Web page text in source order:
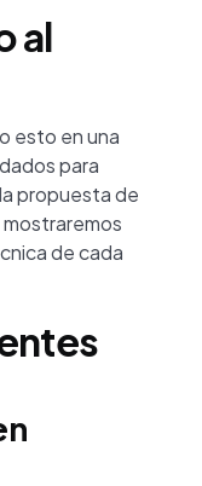
al
esto en una
para
propuesta de
de cada